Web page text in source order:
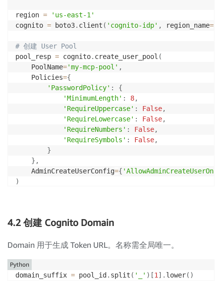
region =
'us-east-1'
cognito = boto3. client ( 'cognito-idp' , region_name=
# 创建 User Pool
pool_resp = cognito. create_user_pool (
    PoolName
='my-mcp-pool' ,
    Policies
={
'PasswordPolicy' :
{
'MinimumLength' : 8,
'RequireUppercase' : False,
'RequireLowercase' : False,
'RequireNumbers' : False,
'RequireSymbols' : False,
}
} ,
    AdminCreateUserConfig
={
)
4.2 创建 Cognito Domain
Domain 用于生成 Token URL。名称需全局唯一。
domain_suffix = pool_id . split ( '_' ) [1] . lower( )
Python